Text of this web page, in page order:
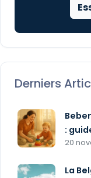
Derniers
:
20
La